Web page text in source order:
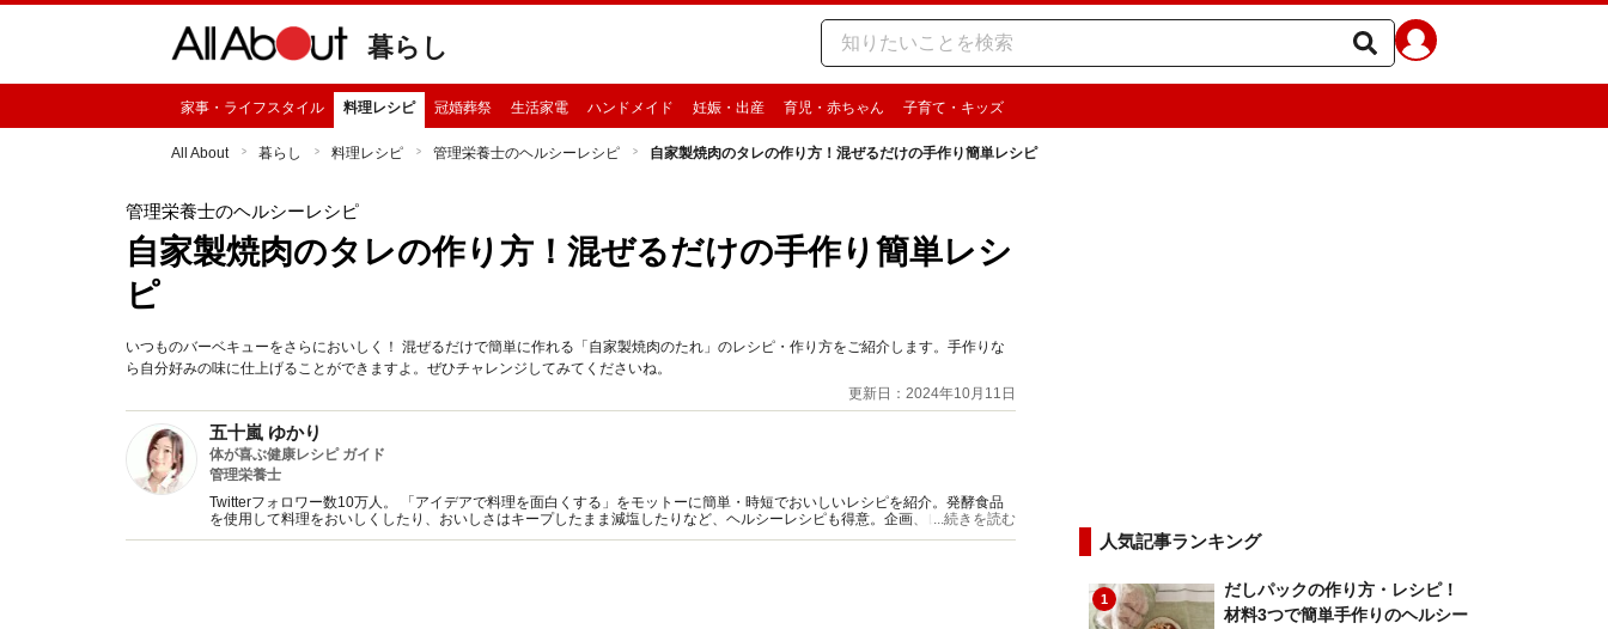
暮らし
家事・ライフスタイル 料理レシピ 冠婚葬祭 生活家電 ハンドメイド 妊娠・出産 育児・赤ちゃん 子育て・キッズ
All About 暮らし 料理レシピ 管理栄養士のヘルシーレシピ 自家製焼肉のタレの作り方！混ぜるだけの手作り簡単レシピ
管理栄養士のヘルシーレシピ
自家製焼肉のタレの作り方！混ぜるだけの手作り簡単レシ
ピ
いつものバーベキューをさらにおいしく！ 混ぜるだけで簡単に作れる「自家製焼肉のたれ」のレシピ・作り方をご紹介します。手作りな
ら自分好みの味に仕上げることができますよ。ぜひチャレンジしてみてくださいね。
更新日：2024年10月11日
五十嵐 ゆかり
体が喜ぶ健康レシピ ガイド
管理栄養士
Twitterフォロワー数10万人。 「アイデアで料理を面白くする」をモットーに簡単・時短でおいしいレシピを紹介。発酵食品
を使用して料理をおいしくしたり、おいしさはキープしたまま減塩したりなど、ヘルシーレシピも得意。企画、レシピ開発、
商品開発、執筆、講演、メディア出演、イベント出演など、多方面で活動中。
...続きを読む
人気記事ランキング
1
だしパックの作り方・レシピ！
材料3つで簡単手作りのヘルシー